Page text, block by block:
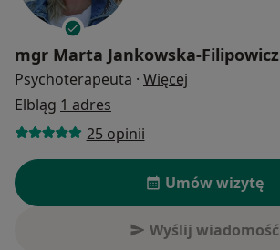
mgr Marta Jankowska-Filipowicz
Psychoterapeuta · Więcej
Elbląg 1 adres
25 opinii
Umów wizytę
Wyślij wiadomość